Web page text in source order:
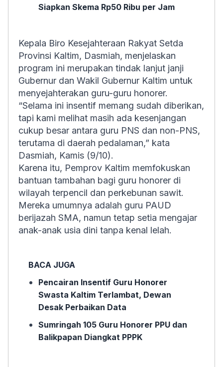
Siapkan Skema Rp50 Ribu per Jam
Kepala Biro Kesejahteraan Rakyat Setda
Provinsi Kaltim, Dasmiah, menjelaskan
program ini merupakan tindak lanjut janji
Gubernur dan Wakil Gubernur Kaltim untuk
menyejahterakan guru-guru honorer.
“Selama ini insentif memang sudah diberikan,
tapi kami melihat masih ada kesenjangan
cukup besar antara guru PNS dan non-PNS,
terutama di daerah pedalaman,” kata
Dasmiah, Kamis (9/10).
Karena itu, Pemprov Kaltim memfokuskan
bantuan tambahan bagi guru honorer di
wilayah terpencil dan perkebunan sawit.
Mereka umumnya adalah guru PAUD
berijazah SMA, namun tetap setia mengajar
anak-anak usia dini tanpa kenal lelah.
BACA JUGA
Pencairan Insentif Guru Honorer
Swasta Kaltim Terlambat, Dewan
Desak Perbaikan Data
Sumringah 105 Guru Honorer PPU dan
Balikpapan Diangkat PPPK